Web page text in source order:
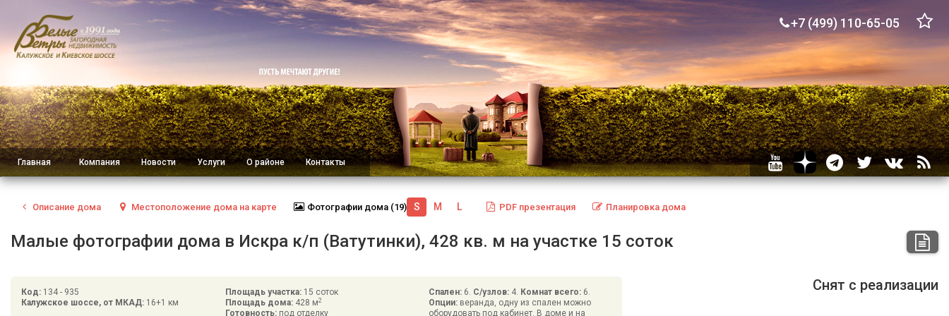
+7 (499) 110-65-05
Главная Компания Новости Услуги О районе Контакты
Описание дома Местоположение дома на карте Фотографии дома (19): S M L PDF презентация Планировка дома
Малые фотографии дома в Искра к/п (Ватутинки), 428 кв. м на участке 15 соток
Код: 134 - 935
Калужское шоссе, от МКАД: 16+1 км
Площадь участка:15 соток
Площадь дома:428 м2
Готовность: под отделку
Спален: 6. С/узлов: 4. Комнат всего: 6.
Опции: веранда, одну из спален можно
оборудовать под кабинет. В доме и на
Снят с реализации